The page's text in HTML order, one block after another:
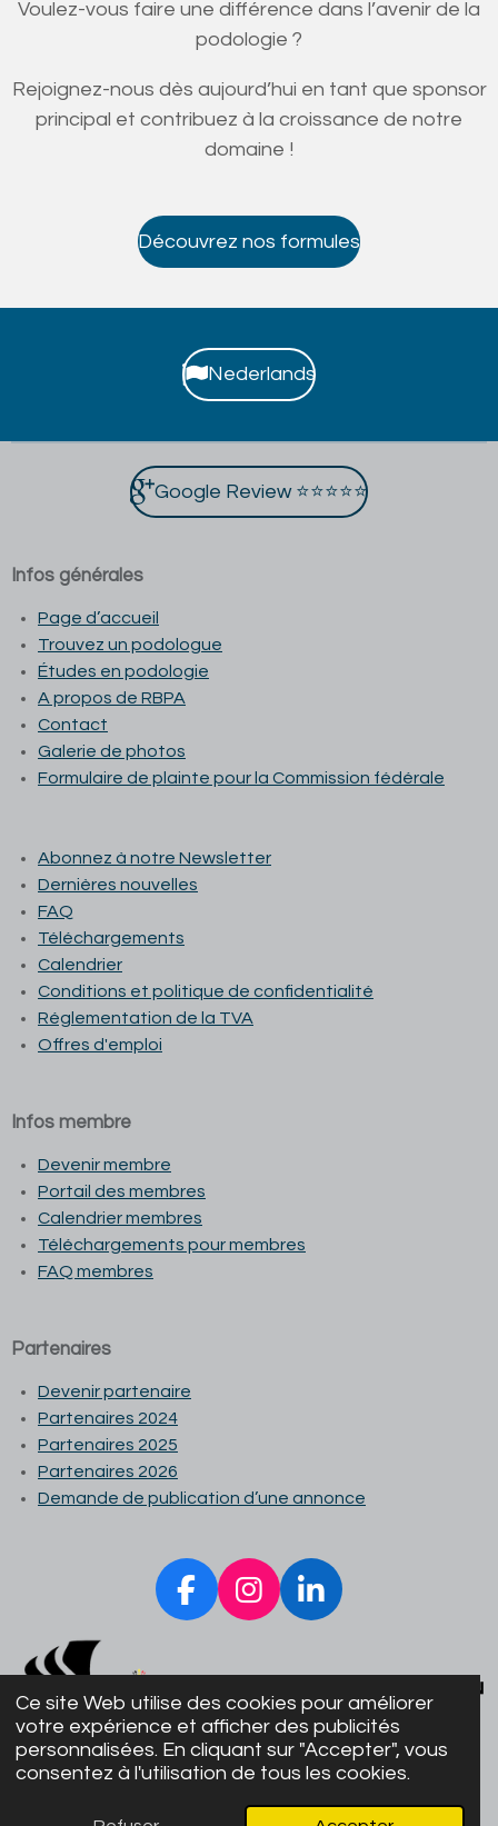
Ce site Web utilise des cookies pour améliorer
votre expérience et afficher des publicités
personnalisées. En cliquant sur "Accepter", vous
consentez à l'utilisation de tous les cookies.
Voulez-vous faire une différence dans l’avenir de la
podologie ?
Rejoignez-nous dès aujourd’hui en tant que sponsor
principal et contribuez à la croissance de notre
domaine !
Découvrez nos formules
Nederlands
Google Review ⭐⭐⭐⭐⭐
Infos générales
Page d’accueil
Trouvez un podologue
Études en podologie
A propos de RBPA
Contact
Galerie de photos
Formulaire de plainte pour la Commission fédérale
Abonnez à notre Newsletter
Dernières nouvelles
FAQ
Téléchargements
Calendrier
Conditions et politique de confidentialité
Réglementation de la TVA
Offres d'emploi
Infos membre
Devenir membre
Portail des membres
Calendrier membres
Téléchargements pour membres
FAQ membres
Partenaires
Devenir partenaire
Partenaires 2024
Partenaires 2025
Partenaires 2026
Demande de publication d’une annonce
F
e
b
o
o
I
t
a
g
r
a
L
k
e
d
I
n
© 1959 Royal Belgian Podiatry Association | Podologie-